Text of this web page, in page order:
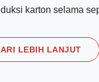
karton selama
LEBIH LANJUT